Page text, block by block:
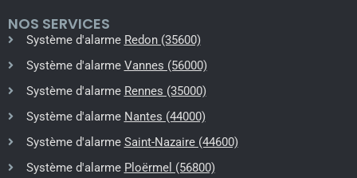
NOS SERVICES
Système d'alarme Redon (35600)
Système d'alarme Vannes (56000)
Système d'alarme Rennes (35000)
Système d'alarme Nantes (44000)
Système d'alarme Saint-Nazaire (44600)
Système d'alarme Ploërmel (56800)